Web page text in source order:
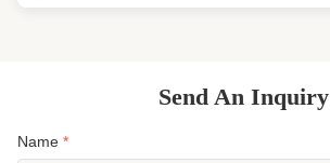
Tauchanzügen, Surfanzügen, Watbekleidung,
Send An Inquiry
Name *